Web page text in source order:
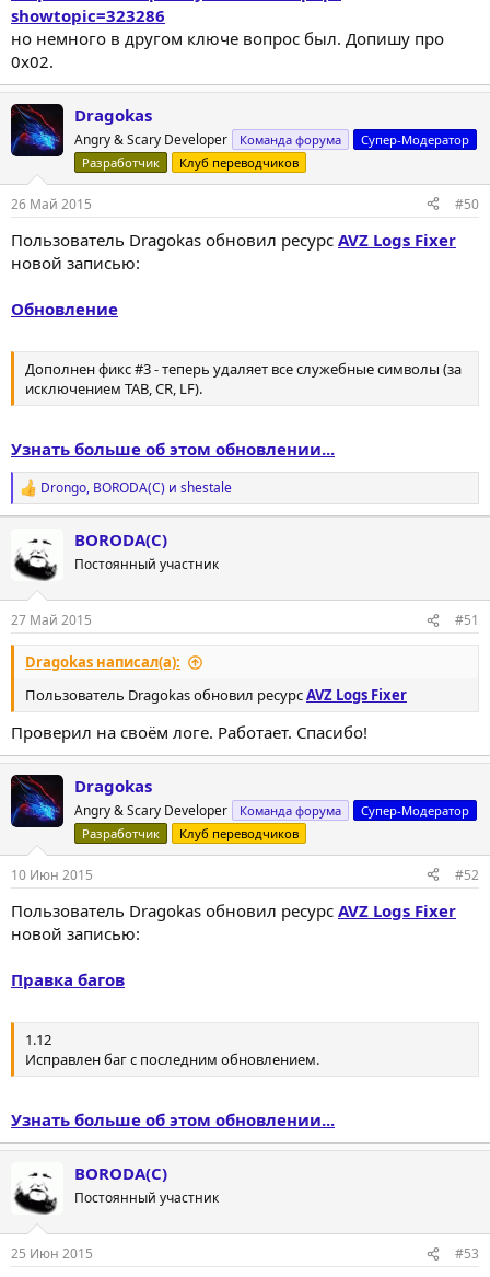
showtopic=323286
но немного в другом ключе вопрос был. Допишу про
0x02.
Dragokas
Angry & Scary Developer Команда форума
Супер-Модератор
Разработчик
Клуб переводчиков
26 Май 2015 #50
Пользователь Dragokas обновил ресурс AVZ Logs Fixer
новой записью:
Обновление
Дополнен фикс #3 - теперь удаляет все служебные символы (за
исключением TAB, CR, LF).
Узнать больше об этом обновлении...
Р
е
к
ц
и
и
:
Drongo, BORODA(C) и shestale
BORODA(C)
Постоянный участник
27 Май 2015 #51
Dragokas написал(а):
Пользователь Dragokas обновил ресурсAVZ Logs Fixer
Проверил на своём логе. Работает. Спасибо!
Dragokas
Angry & Scary Developer Команда форума
Супер-Модератор
Разработчик
Клуб переводчиков
10 Июн 2015 #52
Пользователь Dragokas обновил ресурс AVZ Logs Fixer
новой записью:
Правка багов
1.12
Исправлен баг с последним обновлением.
Узнать больше об этом обновлении...
BORODA(C)
Постоянный участник
25 Июн 2015 #53